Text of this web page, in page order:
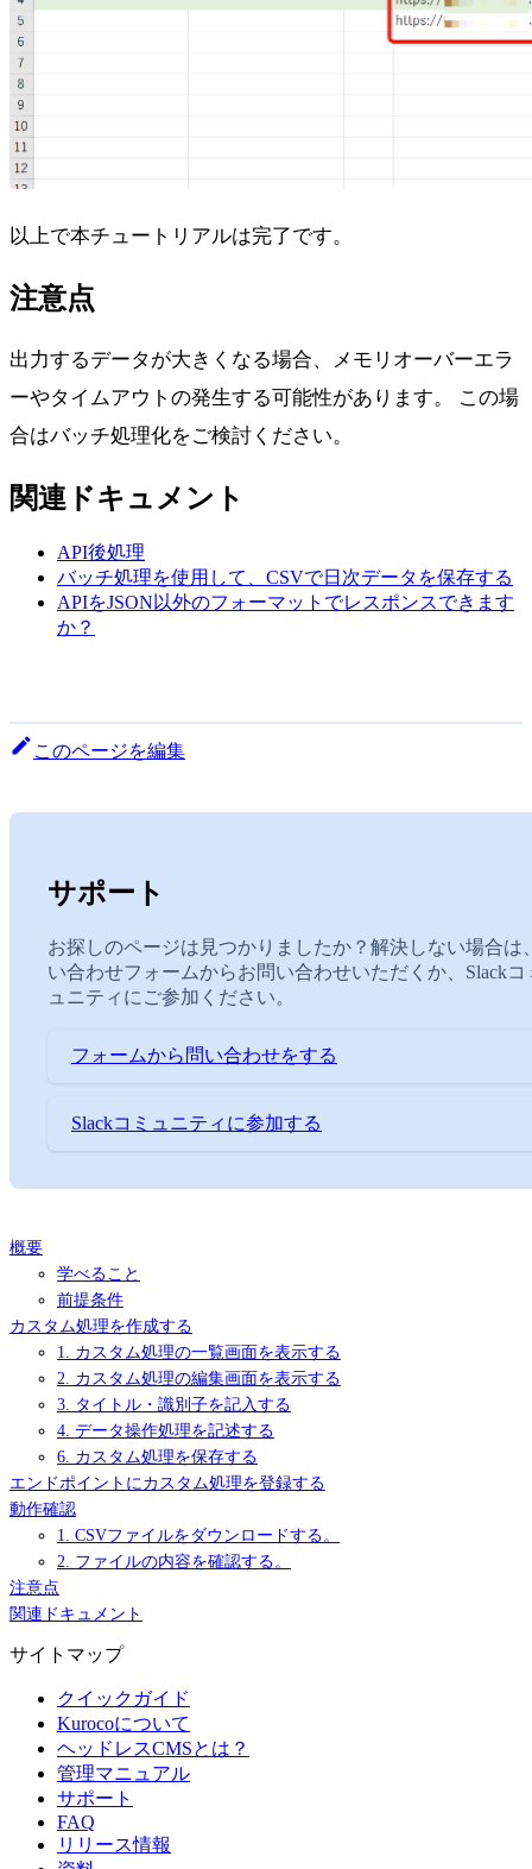
以上で本チュートリアルは完了です。
注意点
出力するデータが大きくなる場合、メモリオーバーエラ
ーやタイムアウトの発生する可能性があります。 この場
合はバッチ処理化をご検討ください。
関連ドキュメント
API後処理
バッチ処理を使用して、CSVで日次データを保存する
APIをJSON以外のフォーマットでレスポンスできます
か？
このページを編集
サポート
お探しのページは見つかりましたか？解決しない場合は
い合わせフォームからお問い合わせいただくか、Slackコ
ュニティにご参加ください。
フォームから問い合わせをする
Slackコミュニティに参加する
概要
学べること
前提条件
カスタム処理を作成する
1. カスタム処理の一覧画面を表示する
2. カスタム処理の編集画面を表示する
3. タイトル・識別子を記入する
4. データ操作処理を記述する
6. カスタム処理を保存する
エンドポイントにカスタム処理を登録する
動作確認
1. CSVファイルをダウンロードする。
2. ファイルの内容を確認する。
注意点
関連ドキュメント
サイトマップ
クイックガイド
Kurocoについて
ヘッドレスCMSとは？
管理マニュアル
サポート
FAQ
リリース情報